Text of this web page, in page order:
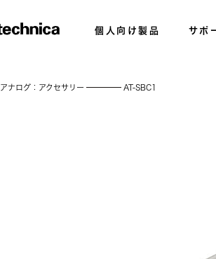
個人向け製品 サポ
アナログ：アクセサリー AT-SBC1